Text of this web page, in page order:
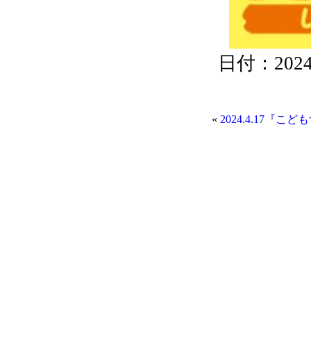
日付：
« 2024.4.17『こど